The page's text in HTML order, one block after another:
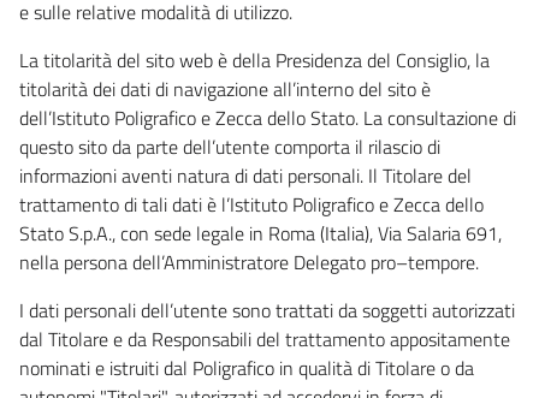
e sulle relative modalità di utilizzo.
La titolarità del sito web è della Presidenza del Consiglio, la
titolarità dei dati di navigazione all’interno del sito è
dell’Istituto Poligrafico e Zecca dello Stato. La consultazione di
questo sito da parte dell’utente comporta il rilascio di
informazioni aventi natura di dati personali. Il Titolare del
trattamento di tali dati è l’Istituto Poligrafico e Zecca dello
Stato S.p.A., con sede legale in Roma (Italia), Via Salaria 691,
nella persona dell’Amministratore Delegato pro–tempore.
I dati personali dell’utente sono trattati da soggetti autorizzati
dal Titolare e da Responsabili del trattamento appositamente
nominati e istruiti dal Poligrafico in qualità di Titolare o da